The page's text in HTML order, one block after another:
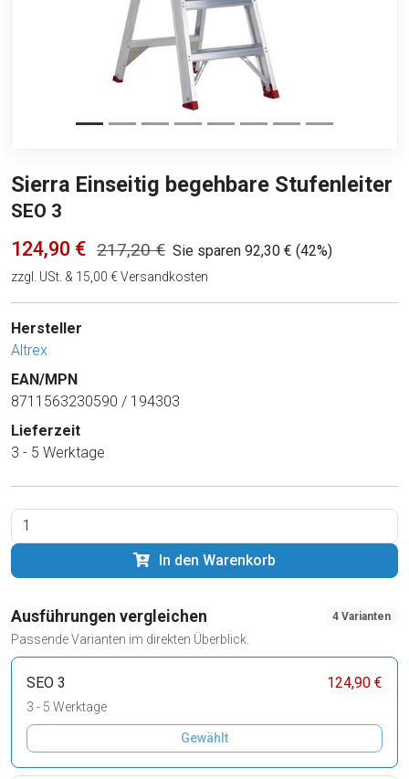
Sierra Einseitig begehbare Stufenleiter
SEO 3
124,90 € 217,20 € Sie sparen 92,30 € (42%)
zzgl. USt. & 15,00 € Versandkosten
Hersteller
Altrex
EAN/MPN
8711563230590 / 194303
Lieferzeit
3 - 5 Werktage
In den Warenkorb
Ausführungen vergleichen
Passende Varianten im direkten Überblick.
4 Varianten
SEO 3 124,90 €
3 - 5 Werktage
Gewählt